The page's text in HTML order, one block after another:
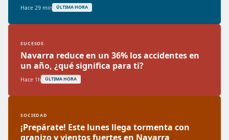
Hace 29 min ÚLTIMA HORA
SUCESOS
Navarra reduce en un 36% los accidentes en
un año, ¿qué significa para ti?
Hace 1h ÚLTIMA HORA
SOCIEDAD
¡Prepárate! Este lunes llega tormenta con
granizo y vientos fuertes en Navarra